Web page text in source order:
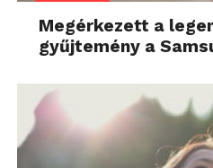
Megérkezett a
gyűjtemény a